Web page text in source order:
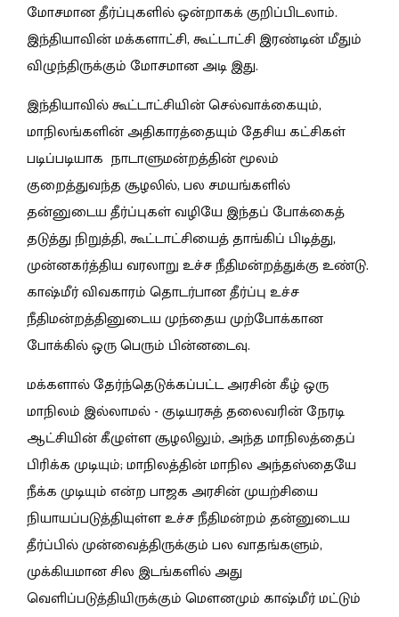
மோசமான தீர்ப்புகளில் ஒன்றாகக் குறிப்பிடலாம்.
இந்தியாவின் மக்களாட்சி, கூட்டாட்சி இரண்டின் மீதும்
விழுந்திருக்கும் மோசமான அடி இது.
இந்தியாவில் கூட்டாட்சியின் செல்வாக்கையும்,
மாநிலங்களின் அதிகாரத்தையும் தேசிய கட்சிகள்
படிப்படியாக நாடாளுமன்றத்தின் மூலம்
குறைத்துவந்த சூழலில், பல சமயங்களில்
தன்னுடைய தீர்ப்புகள் வழியே இந்தப் போக்கைத்
தடுத்து நிறுத்தி, கூட்டாட்சியைத் தாங்கிப் பிடித்து,
முன்னகர்த்திய வரலாறு உச்ச நீதிமன்றத்துக்கு உண்டு.
காஷ்மீர் விவகாரம் தொடர்பான தீர்ப்பு உச்ச
நீதிமன்றத்தினுடைய முந்தைய முற்போக்கான
போக்கில் ஒரு பெரும் பின்னடைவு.
மக்களால் தேர்ந்தெடுக்கப்பட்ட அரசின் கீழ் ஒரு
மாநிலம் இல்லாமல் - குடியரசுத் தலைவரின் நேரடி
ஆட்சியின் கீழுள்ள சூழலிலும், அந்த மாநிலத்தைப்
பிரிக்க முடியும்; மாநிலத்தின் மாநில அந்தஸ்தையே
நீக்க முடியும் என்ற பாஜக அரசின் முயற்சியை
நியாயப்படுத்தியுள்ள உச்ச நீதிமன்றம் தன்னுடைய
தீர்ப்பில் முன்வைத்திருக்கும் பல வாதங்களும்,
முக்கியமான சில இடங்களில் அது
வெளிப்படுத்தியிருக்கும் மௌனமும் காஷ்மீர் மட்டும்